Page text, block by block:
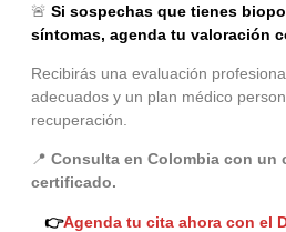
🚨 Si sospechas que tienes
síntomas, agenda tu valoración
Recibirás una evaluación
adecuados y un plan médico
recuperación.
📍 Consulta en Colombia con un
certificado.
👉Agenda tu cita ahora con el